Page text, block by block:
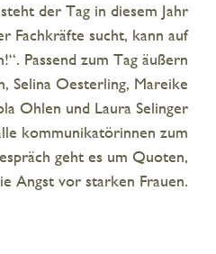
der Tag in diesem Jahr
Fachkräfte sucht, kann auf
Passend zum Tag äußern
Selina Oesterling, Mareike
Ohlen und Laura Selinger
kommunikatörinnen zum
geht es um Quoten,
Angst vor starken Frauen.